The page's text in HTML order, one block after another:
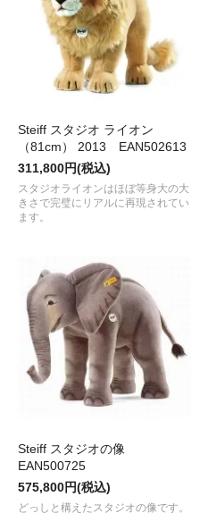
Steiff スタジオ ライオン
（81cm） 2013 EAN502613
311,800円(税込)
スタジオライオンはほぼ等身大の大
きさで完璧にリアルに再現されてい
ます。
Steiff スタジオの像
EAN500725
575,800円(税込)
どっしと構えたスタジオの像です。